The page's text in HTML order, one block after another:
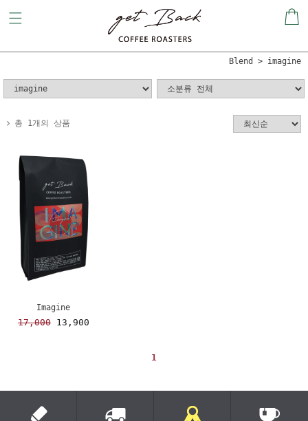
Blend imagine
총 1개의 상품
Imagine
17,00013,900
1